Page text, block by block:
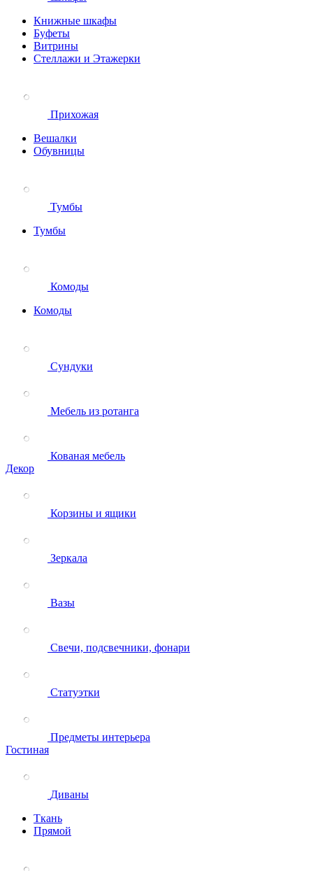
Книжные шкафы
Буфеты
Витрины
Стеллажи и Этажерки
Прихожая
Вешалки
Обувницы
Тумбы
Тумбы
Комоды
Комоды
Сундуки
Мебель из ротанга
Кованая мебель
Декор
Корзины и ящики
Зеркала
Вазы
Свечи, подсвечники, фонари
Статуэтки
Предметы интерьера
Гостиная
Диваны
Ткань
Прямой